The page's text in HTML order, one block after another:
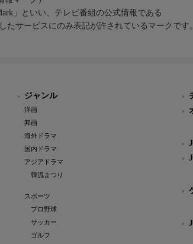
」といい、テレビ番組の公式情報である
たサービスにのみ表記が許されているマークです。
ジャンル
洋画
邦画
海外ドラマ
国内ドラマ
アジアドラマ
韓流まつり
スポーツ
プロ野球
サッカー
ゴルフ